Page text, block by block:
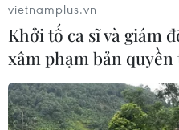
vietnamplus.vn
Khởi tố ca sĩ và giám
xâm phạm bản quyền